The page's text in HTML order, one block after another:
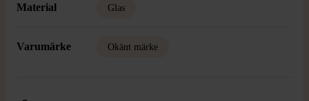
Material Glas
Varumärke Okänt märke